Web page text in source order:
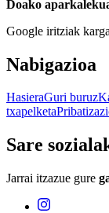
Doako
Google iritziak
Nabigazioa
HasieraGuri buruz
txapelketa
Sare
Jarrai itzazue gure